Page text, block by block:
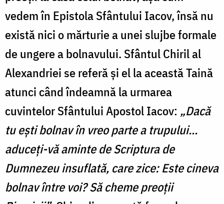
vedem în Epistola Sfântului Iacov, însă nu
există nici o mărturie a unei slujbe formale
de ungere a bolnavului. Sfântul Chiril al
Alexandriei se referă și el la această Taină
atunci când îndeamnă la urmarea
cuvintelor Sfântului Apostol Iacov: „Dacă
tu ești bolnav în vreo parte a trupului...
aduceți-vă aminte de Scriptura de
Dumnezeu insuflată, care zice: Este cineva
bolnav între voi? Să cheme preoții